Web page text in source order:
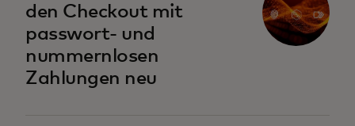
den Checkout mit
passwort- und
nummernlosen
Zahlungen neu